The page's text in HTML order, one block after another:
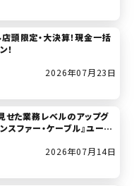
頭限定・大決算！現金一括
！
2026年07月23日
せた業務レベルのアップグ
ファー・ケーブル』ユーザ
2026年07月14日